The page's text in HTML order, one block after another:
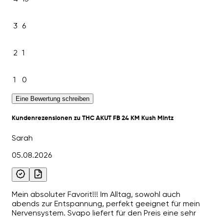
3 6
2 1
1 0
Eine Bewertung schreiben
Kundenrezensionen zu THC AKUT FB 24 KM Kush Mintz
Sarah
05.08.2026
Mein absoluter Favorit!!! Im Alltag, sowohl auch
abends zur Entspannung, perfekt geeignet für mein
Nervensystem. Svapo liefert für den Preis eine sehr